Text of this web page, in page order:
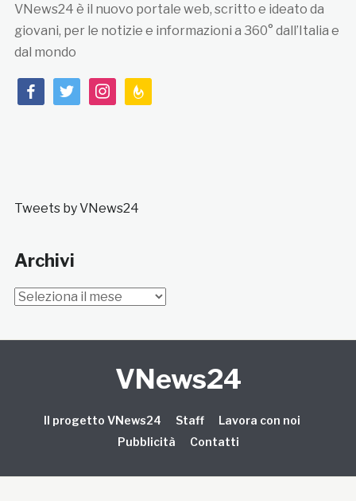
VNews24 è il nuovo portale web, scritto e ideato da
giovani, per le notizie e informazioni a 360° dall’Italia e
dal mondo
facebooktwitterinstagramfeedburner
Tweets by VNews24
Archivi
Archivi
VNews24
Il progetto VNews24 Staff
Lavora con noi
Pubblicità
Contatti